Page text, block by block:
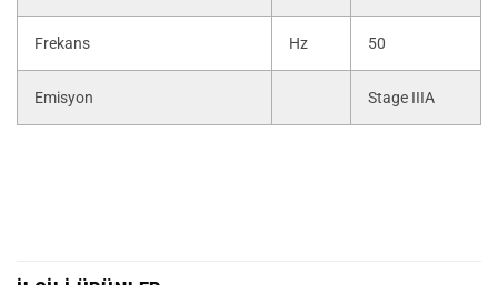
Frekans Hz 50
Emisyon Stage IIIA